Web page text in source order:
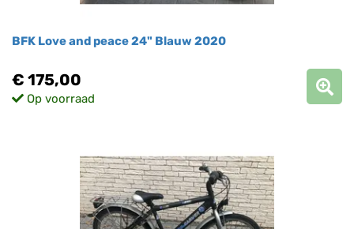
BFK Love and peace 24" Blauw 2020
€ 175,00
Op voorraad